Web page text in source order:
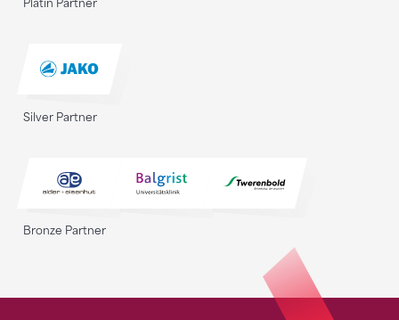
Platin Partner
Silver Partner
Bronze Partner